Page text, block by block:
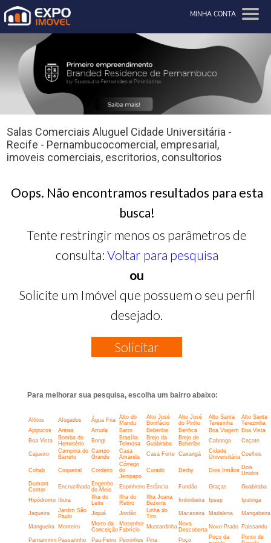
MINHA CONTA
Salas Comerciais Aluguel Cidade Universitária -
Recife - Pernambucocomercial, empresarial,
imoveis comerciais, escritorios, consultorios
Oops. Não encontramos resultados para esta
busca!
Tente restringir menos os parâmetros de
consulta: Voltar para pesquisa
ou
Solicite um Imóvel que possuem o seu perfil
desejado.
Solicitar
Para melhorar sua pesquisa, escolha um bairro abaixo:
Aflitos Afogados Água Fria
Alto do
Mandu
Alto José
Bonifácio
Alto José
do Pinho
Alto Santa
Teresinha
Alto Santa
Terezinha
Apipucos
Areias Arruda Barro Beberibe Benfica Boa Viagem Boa Vista
Boa Vista
Bomba do
Hemetério
Bongi
Brasília
Teimosa
Brejo da
Guabiraba
Brejo de
Beberibe
Cabanga Caçote
Cajueiro
Campina do
Barreto
Campo
Grande
Casa
Amarela
Casa Forte Caxangá
Cidade
Universitária Coelhos
Cohab Coqueiral Cordeiro
Córrego
do
Jenipapo
Curado Derby Dois Irmãos Dois
Unidos
Dumont
Center
Encruzilhada Engenho
do Meio
Espinheiro Estância Fundão Graças Guabiraba
Hipódromo Ibura
Ilha do
Leite
Ilha do
Retiro
Ilha Joana
Bezerra
Imbiribeira Ipsep Iputinga
Jaqueira
Jardim São
Paulo
Jiquiá Jordão
Linha do
Tiro
Macaxeira Madalena Mangabeira
Mangueira Monteiro
Morro da
Conceição
Mosenhor
Fabrício
Mustardinha Nova
Descoberta Novo Prado Paissandu
Parnamirim Passarinho Pau-Ferro Peixinhos Pina Poço
Poço da
Ponto de